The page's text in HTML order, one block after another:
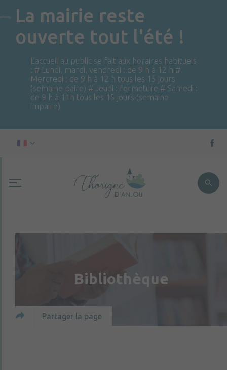
La mairie reste
ouverte tout l'été !
L'accueil au public se fait aux horaires habituels
: # Lundi, mardi, vendredi : de 9 h à 12 h #
Mercredi : de 9 h à 12 h tous les 15 jours
(semaine paire) # Jeudi : fermeture # Samedi :
de 9 h à 11h tous les 15 jours (semaine
impaire)
Bibliothèque
Partager la page